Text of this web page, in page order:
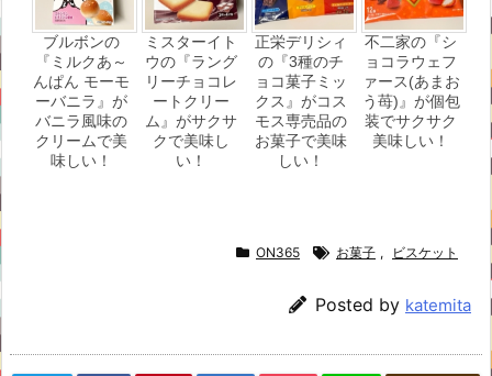
ブルボンの
『ミルクあ～
んぱん モーモ
ーバニラ』が
バニラ風味の
クリームで美
味しい！
ミスターイト
ウの『ラング
リーチョコレ
ートクリー
ム』がサクサ
クで美味し
い！
正栄デリシィ
の『3種のチ
ョコ菓子ミッ
クス』がコス
モス専売品の
お菓子で美味
しい！
不二家の『シ
ョコラウェフ
ァース(あまお
う苺)』が個包
装でサクサク
美味しい！
ON365 お菓子 , ビスケット
Posted by katemita